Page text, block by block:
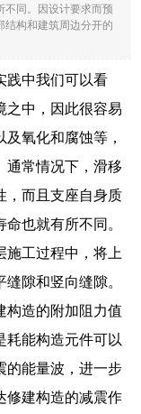
不同。因设计要求而预
结构和建筑周边分开的
践中我们可以看
之中，因此很容易
氧化和腐蚀等，
通常情况下，滑移
，而且支座自身质
也就有所不同。
施工过程中，将上
隙和竖向缝隙。
构造的附加阻力值
耗能构造元件可以
的能量波，进一步
修建构造的减震作